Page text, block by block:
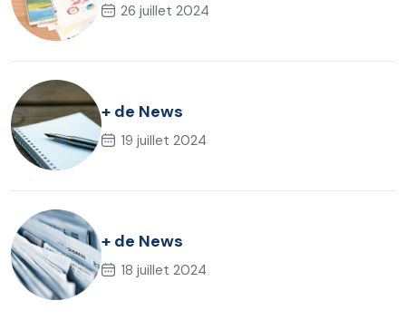
26 juillet 2024
+ de News
19 juillet 2024
+ de News
18 juillet 2024